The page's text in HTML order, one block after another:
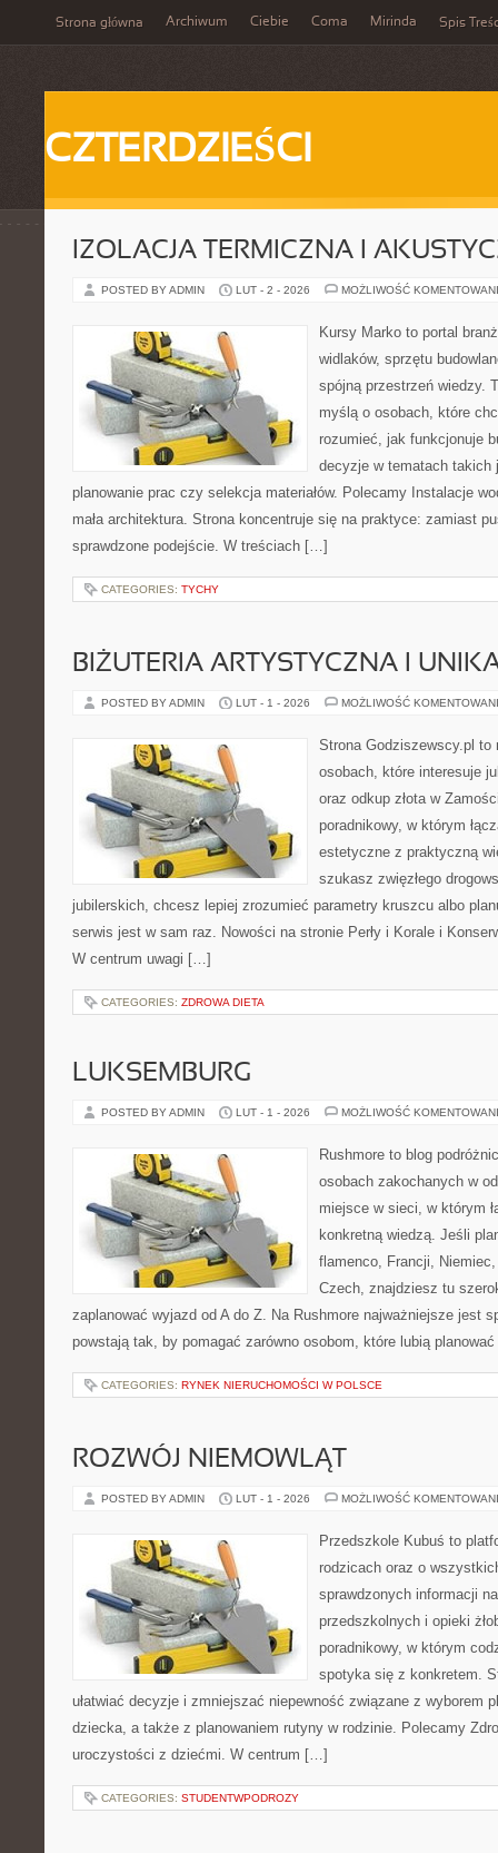
Strona główna Archiwum Ciebie Coma Mirinda Spis
CZTERDZIEŚCI
IZOLACJA TERMICZNA I
POSTED BY ADMIN LUT - 2 - 2026 MOŻLIWOŚĆ
Kursy Marko to portal
widlaków, sprzętu
spójną przestrzeń wiedzy.
myślą o osobach, które
rozumieć, jak funkcjonuje
decyzje w tematach takich
planowanie prac czy selekcja materiałów. Polecamy Instalacje
mała architektura. Strona koncentruje się na praktyce: zamiast
sprawdzone podejście. W treściach […]
CATEGORIES: TYCHY
BIŻUTERIA ARTYSTYCZNA I
POSTED BY ADMIN LUT - 1 - 2026 MOŻLIWOŚĆ
Strona Godziszewscy.pl
osobach, które interesuje
oraz odkup złota w
poradnikowy, w którym
estetyczne z praktyczną
szukasz zwięzłego
jubilerskich, chcesz lepiej zrozumieć parametry kruszcu albo
serwis jest w sam raz. Nowości na stronie Perły i Korale i
W centrum uwagi […]
CATEGORIES: ZDROWA DIETA
LUKSEMBURG
POSTED BY ADMIN LUT - 1 - 2026 MOŻLIWOŚĆ
Rushmore to blog
osobach zakochanych w
miejsce w sieci, w którym
konkretną wiedzą. Jeśli
flamenco, Francji,
Czech, znajdziesz tu
zaplanować wyjazd od A do Z. Na Rushmore najważniejsze jest
powstają tak, by pomagać zarówno osobom, które lubią
CATEGORIES: RYNEK NIERUCHOMOŚCI W POLSCE
ROZWÓJ NIEMOWLĄT
POSTED BY ADMIN LUT - 1 - 2026 MOŻLIWOŚĆ
Przedszkole Kubuś to
rodzicach oraz o
sprawdzonych informacji
przedszkolnych i opieki
poradnikowy, w którym
spotyka się z konkretem.
ułatwiać decyzje i zmniejszać niepewność związane z wyborem
dziecka, a także z planowaniem rutyny w rodzinie. Polecamy
uroczystości z dziećmi. W centrum […]
CATEGORIES: STUDENTWPODROZY